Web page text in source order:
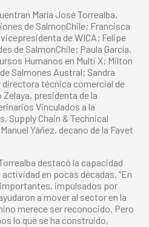
María José Torrealba,
de SalmonChile; Francisca
de WICA; Felipe
de SalmonChile; Paula García,
Humanos en Multi X; Milton
Salmones Austral; Sandra
técnica comercial de
presidenta de la
Vinculados a la
Supply Chain & Technical
Yáñez, decano de la Favet
destacó la capacidad
en pocas décadas. “En
impulsados por
a mover al sector en la
merece ser reconocido. Pero
lo que se ha construido,